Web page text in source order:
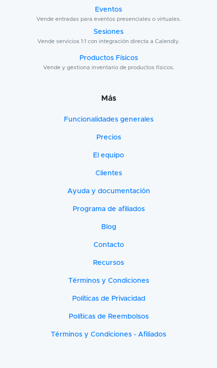
Eventos
Vende entradas para eventos presenciales o virtuales.
Sesiones
Vende servicios 1:1 con integración directa a Calendly.
Productos Físicos
Vende y gestiona inventario de productos físicos.
Más
Funcionalidades generales
Precios
El equipo
Clientes
Ayuda y documentación
Programa de afiliados
Blog
Contacto
Recursos
Términos y Condiciones
Políticas de Privacidad
Políticas de Reembolsos
Términos y Condiciones - Afiliados